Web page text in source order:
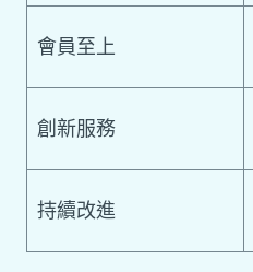
會員至上
創新服務
持續改進